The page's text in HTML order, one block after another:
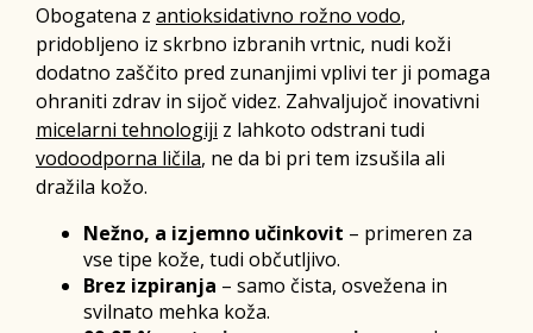
Obogatena z antioksidativno rožno vodo,
pridobljeno iz skrbno izbranih vrtnic, nudi koži
dodatno zaščito pred zunanjimi vplivi ter ji pomaga
ohraniti zdrav in sijoč videz. Zahvaljujoč inovativni
micelarni tehnologiji z lahkoto odstrani tudi
vodoodporna ličila, ne da bi pri tem izsušila ali
dražila kožo.
Nežno, a izjemno učinkovit – primeren za
vse tipe kože, tudi občutljivo.
Brez izpiranja – samo čista, osvežena in
svilnato mehka koža.